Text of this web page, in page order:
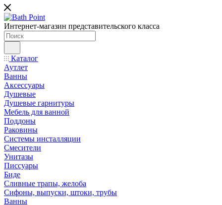
Интернет-магазин представительского класса
Каталог
Аутлет
Ванны
Аксессуары
Душевые
Душевые гарнитуры
Мебель для ванной
Поддоны
Раковины
Системы инсталляции
Смесители
Унитазы
Писсуары
Биде
Сливные трапы, желоба
Сифоны, выпуски, штоки, трубы
Ванны